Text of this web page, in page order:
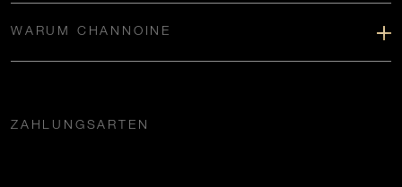
WARUM CHANNOINE
ZAHLUNGSARTEN